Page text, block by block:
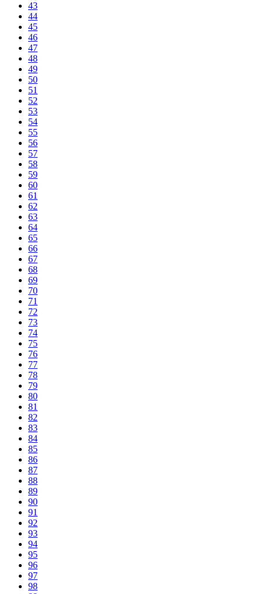
43
44
45
46
47
48
49
50
51
52
53
54
55
56
57
58
59
60
61
62
63
64
65
66
67
68
69
70
71
72
73
74
75
76
77
78
79
80
81
82
83
84
85
86
87
88
89
90
91
92
93
94
95
96
97
98